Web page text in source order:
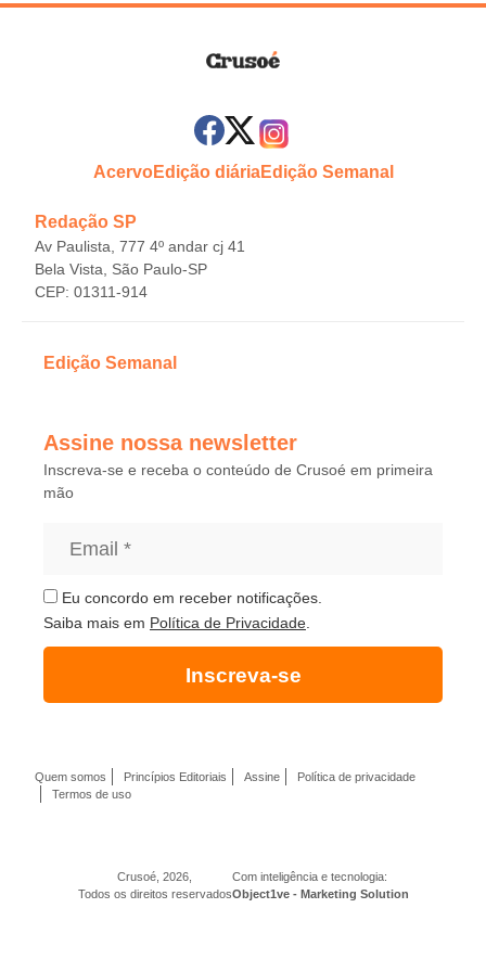
AcervoEdição diáriaEdição Semanal
Redação SP
Av Paulista, 777 4º andar cj 41
Bela Vista, São Paulo-SP
CEP: 01311-914
Edição Semanal
Assine nossa newsletter
Inscreva-se e receba o conteúdo de Crusoé em primeira
mão
Eu concordo em receber notificações.
Saiba mais em Política de Privacidade
Inscreva-se
Crusoé, 2026,
Todos os direitos reservados
Com inteligência e tecnologia:
Object1ve - Marketing Solution
Quem somos Princípios Editoriais Assine
Política de privacidade
Termos de uso